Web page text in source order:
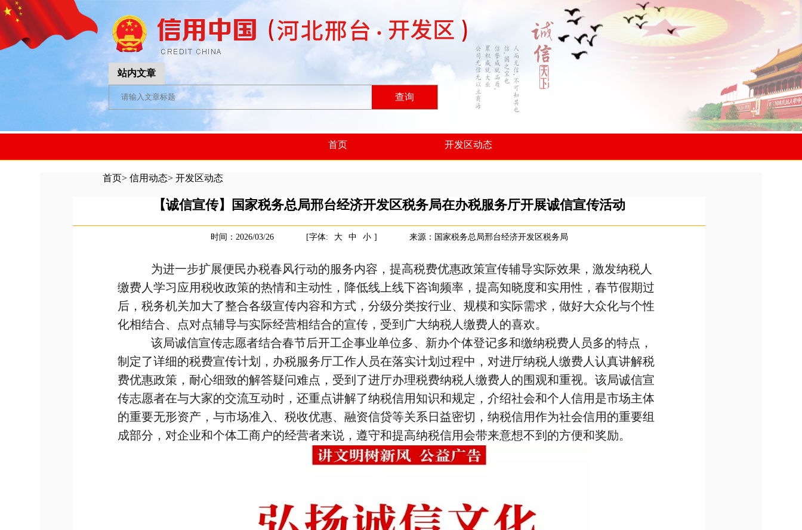
站内文章
查询
首页 开发区动态
首页> 信用动态> 开发区动态
【诚信宣传】国家税务总局邢台经济开发区税务局在办税服务厅开展诚信宣传活动
时间：2026/03/26 [字体: 大 中 小 ] 来源：国家税务总局邢台经济开发区税务局
为进一步扩展便民办税春风行动的服务内容，提高税费优惠政策宣传辅导实际效果，激发纳税人
缴费人学习应用税收政策的热情和主动性，降低线上线下咨询频率，提高知晓度和实用性，春节假期过
后，税务机关加大了整合各级宣传内容和方式，分级分类按行业、规模和实际需求，做好大众化与个性
化相结合、点对点辅导与实际经营相结合的宣传，受到广大纳税人缴费人的喜欢。
该局诚信宣传志愿者结合春节后开工企事业单位多、新办个体登记多和缴纳税费人员多的特点，
制定了详细的税费宣传计划，办税服务厅工作人员在落实计划过程中，对进厅纳税人缴费人认真讲解税
费优惠政策，耐心细致的解答疑问难点，受到了进厅办理税费纳税人缴费人的围观和重视。该局诚信宣
传志愿者在与大家的交流互动时，还重点讲解了纳税信用知识和规定，介绍社会和个人信用是市场主体
的重要无形资产，与市场准入、税收优惠、融资信贷等关系日益密切，纳税信用作为社会信用的重要组
成部分，对企业和个体工商户的经营者来说，遵守和提高纳税信用会带来意想不到的方便和奖励。